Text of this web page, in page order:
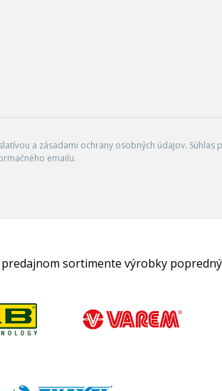
a zásadami ochrany osobných údajov.
emailu.
sortimente výrobky